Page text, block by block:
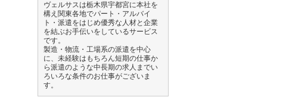
ヴェルサスは栃木県宇都宮に本社を
構え関東各地でパート・アルバイ
ト・派遣をはじめ優秀な人材と企業
を結ぶお手伝いをしているサービス
です。
製造・物流・工場系の派遣を中心
に、未経験はもちろん短期の仕事か
ら派遣のような中長期の求人までい
ろいろな条件のお仕事がございま
す。